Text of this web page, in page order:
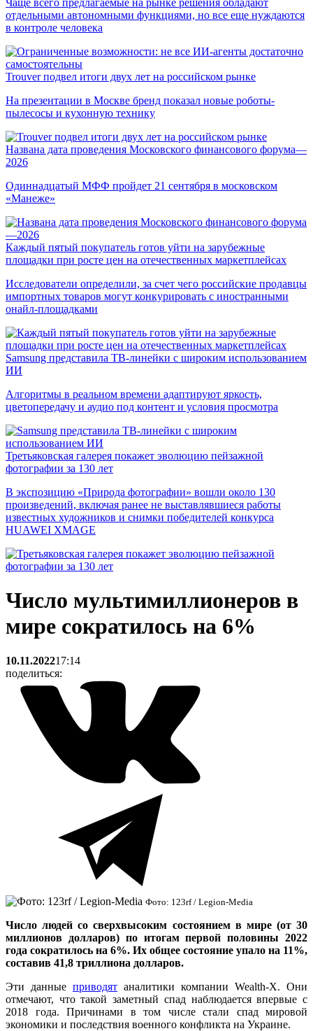
Чаще всего предлагаемые на рынке решения обладают
отдельными автономными функциями, но все еще нуждаются
в контроле человека
Trouver подвел итоги двух лет на российском рынке
На презентации в Москве бренд показал новые роботы-
пылесосы и кухонную технику
Названа дата проведения Московского финансового форума—
2026
Одиннадцатый МФФ пройдет 21 сентября в московском
«Манеже»
Каждый пятый покупатель готов уйти на зарубежные
площадки при росте цен на отечественных маркетплейсах
Исследователи определили, за счет чего российские продавцы
импортных товаров могут конкурировать с иностранными
онайл-площадками
Samsung представила ТВ-линейки с широким использованием
ИИ
Алгоритмы в реальном времени адаптируют яркость,
цветопередачу и аудио под контент и условия просмотра
Третьяковская галерея покажет эволюцию пейзажной
фотографии за 130 лет
В экспозицию «Природа фотографии» вошли около 130
произведений, включая ранее не выставлявшиеся работы
известных художников и снимки победителей конкурса
HUAWEI XMAGE
Число мультимиллионеров в
мире сократилось на 6%
10.11.202217:14
поделиться:
Фото: 123rf / Legion-Media
Число людей со сверхвысоким состоянием в мире (от 30
миллионов долларов) по итогам первой половины 2022
года сократилось на 6%. Их общее состояние упало на 11%,
составив 41,8 триллиона долларов.
Эти данные приводят аналитики компании Wealth-X. Они
отмечают, что такой заметный спад наблюдается впервые с
2018 года. Причинами в том числе стали спад мировой
экономики и последствия военного конфликта на Украине.